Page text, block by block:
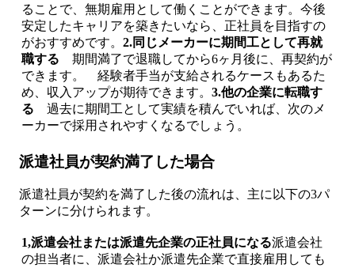
ることで、無期雇用として働くことができます。今後
安定したキャリアを築きたいなら、正社員を目指すの
がおすすめです。 2.同じメーカーに期間工として再就
職する 期間満了で退職してから6ヶ月後に、再契約が
できます。 経験者手当が支給されるケースもあるた
め、収入アップが期待できます。 3.他の企業に転職す
る 過去に期間工として実績を積んでいれば、次のメ
ーカーで採用されやすくなるでしょう。
派遣社員が契約満了した場合
派遣社員が契約を満了した後の流れは、主に以下の3パ
ターンに分けられます。
1,派遣会社または派遣先企業の正社員になる派遣会社
の担当者に、派遣会社か派遣先企業で直接雇用しても